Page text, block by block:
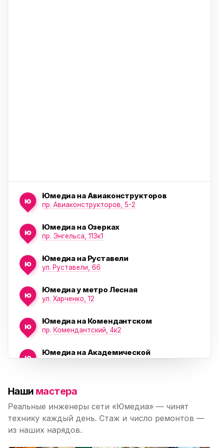
ю
Юмедиа на Авиаконструкторов
пр. Авиаконструкторов, 5-2
ю
Юмедиа на Озерках
пр. Энгельса, 113к1
ю
Юмедиа на Руставели
ул. Руставели, 66
ю
Юмедиа у метро Лесная
ул. Харченко, 12
ю
Юмедиа на Комендантском
пр. Комендантский, 4к2
ю
Юмедиа на Академической
ю Морская набережная, 35
ю
Юмедиа на Наставников
пр. Наставников 35
Наши мастера
Реальные инженеры сети «Юмедиа» — чинят
технику каждый день. Стаж и число ремонтов —
из наших нарядов.